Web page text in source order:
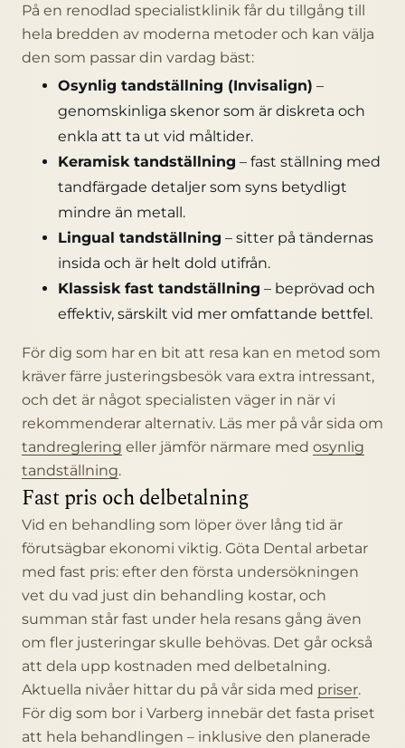
På en renodlad specialistklinik får du tillgång till
hela bredden av moderna metoder och kan välja
den som passar din vardag bäst:
Osynlig tandställning (Invisalign) –
genomskinliga skenor som är diskreta och
enkla att ta ut vid måltider.
Keramisk tandställning – fast ställning med
tandfärgade detaljer som syns betydligt
mindre än metall.
Lingual tandställning – sitter på tändernas
insida och är helt dold utifrån.
Klassisk fast tandställning – beprövad och
effektiv, särskilt vid mer omfattande bettfel.
För dig som har en bit att resa kan en metod som
kräver färre justeringsbesök vara extra intressant,
och det är något specialisten väger in när vi
rekommenderar alternativ. Läs mer på vår sida om
tandreglering eller jämför närmare med osynlig
tandställning.
Fast pris och delbetalning
Vid en behandling som löper över lång tid är
förutsägbar ekonomi viktig. Göta Dental arbetar
med fast pris: efter den första undersökningen
vet du vad just din behandling kostar, och
summan står fast under hela resans gång även
om fler justeringar skulle behövas. Det går också
att dela upp kostnaden med delbetalning.
Aktuella nivåer hittar du på vår sida med priser.
För dig som bor i Varberg innebär det fasta priset
att hela behandlingen – inklusive den planerade